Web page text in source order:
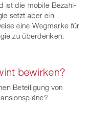
ist die mobile Bezahl-
setzt aber ein
eine Wegmarke für
zu überdenken.
bewirken?
Beteiligung von